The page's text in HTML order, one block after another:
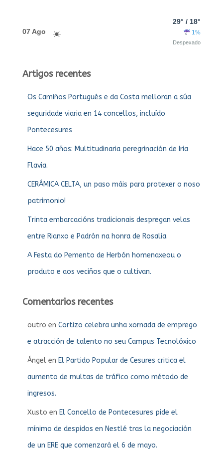
07 Ago
29° / 18°
1%
Despexado
Artigos recentes
Os Camiños Portugués e da Costa melloran a súa
seguridade viaria en 14 concellos, incluído
Pontecesures
Hace 50 años: Multitudinaria peregrinación de Iria
Flavia.
CERÁMICA CELTA, un paso máis para protexer o noso
patrimonio!
Trinta embarcacións tradicionais despregan velas
entre Rianxo e Padrón na honra de Rosalía.
A Festa do Pemento de Herbón homenaxeou o
produto e aos veciños que o cultivan.
Comentarios recentes
outro en Cortizo celebra unha xornada de emprego
e atracción de talento no seu Campus Tecnolóxico
Ángel en El Partido Popular de Cesures critica el
aumento de multas de tráfico como método de
ingresos.
Xusto en El Concello de Pontecesures pide el
mínimo de despidos en Nestlé tras la negociación
de un ERE que comenzará el 6 de mayo.